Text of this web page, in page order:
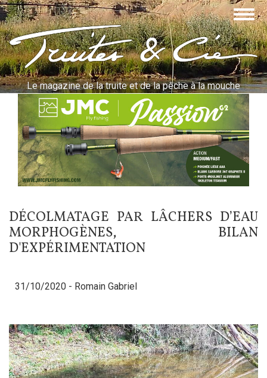
Aller
au
contenu
principalTruites & Cie
Le magazine de la truite et de la pêche à la mouche
DÉCOLMATAGE PAR LÂCHERS D’EAU
MORPHOGÈNES, BILAN
D'EXPÉRIMENTATION
31/10/2020 - Romain Gabriel